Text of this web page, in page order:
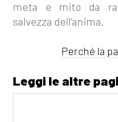
meta e mito da
salvezza dell’anima.
Perché la
Leggi le altre